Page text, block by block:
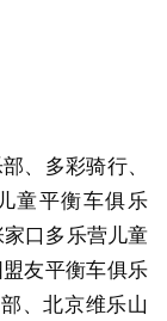
、多彩骑行、
童平衡车俱乐
口多乐营儿童
友平衡车俱乐
、北京维乐山